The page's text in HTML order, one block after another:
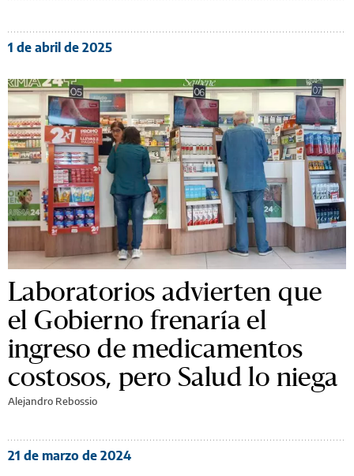
1 de abril de 2025
Laboratorios advierten que
el Gobierno frenaría el
ingreso de medicamentos
costosos, pero Salud lo niega
Alejandro Rebossio
21 de marzo de 2024